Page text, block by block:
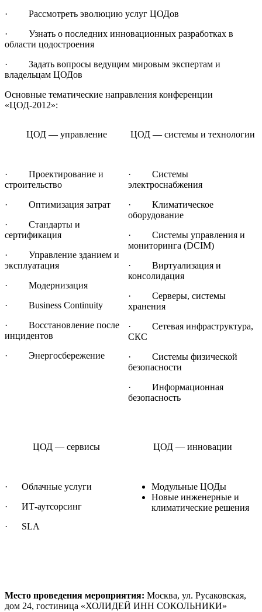
· Рассмотреть эволюцию услуг ЦОДов
· Узнать о последних инновационных разработках в
области цодостроения
· Задать вопросы ведущим мировым экспертам и
владельцам ЦОДов
Основные тематические направления конференции
«ЦОД-2012»:
ЦОД — управление
· Проектирование и
строительство
· Оптимизация затрат
· Стандарты и
сертификация
· Управление зданием и
эксплуатация
· Модернизация
· Business Continuity
· Восстановление после
инцидентов
· Энергосбережение
ЦОД — системы и технологии
· Системы
электроснабжения
· Климатическое
оборудование
· Системы управления и
мониторинга (DCIM)
· Виртуализация и
консолидация
· Серверы, системы
хранения
· Сетевая инфраструктура,
СКС
· Системы физической
безопасности
· Информационная
безопасность
ЦОД — сервисы
· Облачные услуги
· ИТ-аутсорсинг
· SLA
ЦОД — инновации
Модульные ЦОДы
Новые инженерные и
климатические решения
Место проведения мероприятия: Москва, ул. Русаковская,
дом 24, гостиница «ХОЛИДЕЙ ИНН СОКОЛЬНИКИ»